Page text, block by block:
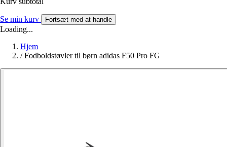
Se min kurv Fortsæt med at handle
Loading...
Hjem
/ Fodboldstøvler til børn adidas F50 Pro FG